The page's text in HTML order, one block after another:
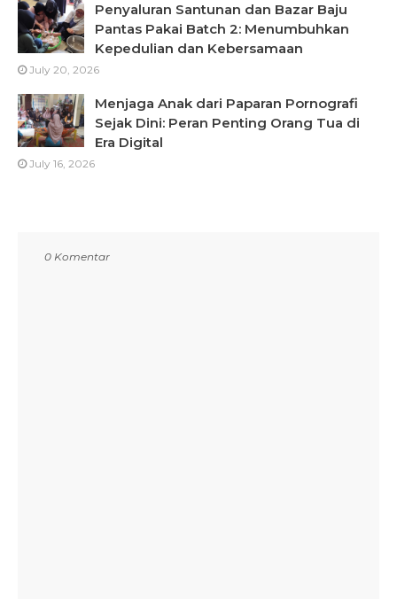
Penyaluran Santunan dan Bazar Baju
Pantas Pakai Batch 2: Menumbuhkan
Kepedulian dan Kebersamaan
July 20, 2026
Menjaga Anak dari Paparan Pornografi
Sejak Dini: Peran Penting Orang Tua di
Era Digital
July 16, 2026
0 Komentar